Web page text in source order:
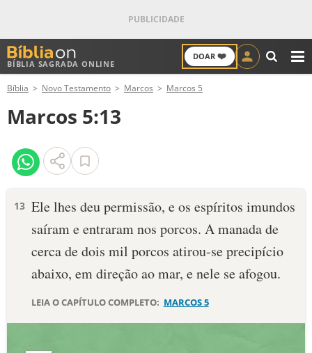
BÍBLIA SAGRADA ONLINE
DOAR ❤️
ANTIGO TESTAMENTO
NOVO TESTAMENTO
VERSÍCULOS
PALAVRA DO DIA
SALMO DO DIA
DEVOCIONAL DIÁRIO
Bíblia Novo Testamento Marcos Marcos 5
Marcos 5:13
13 Ele lhes deu permissão, e os espíritos imundos
saíram e entraram nos porcos. A manada de
cerca de dois mil porcos atirou-se precipício
abaixo, em direção ao mar, e nele se afogou.
LEIA O CAPÍTULO COMPLETO: MARCOS 5